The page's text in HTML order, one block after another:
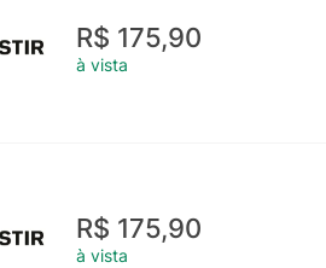
R$ 175,90
à vista
R$ 175,90
à vista